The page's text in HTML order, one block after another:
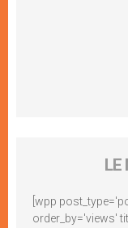
LE
[wpp
order_by='views'